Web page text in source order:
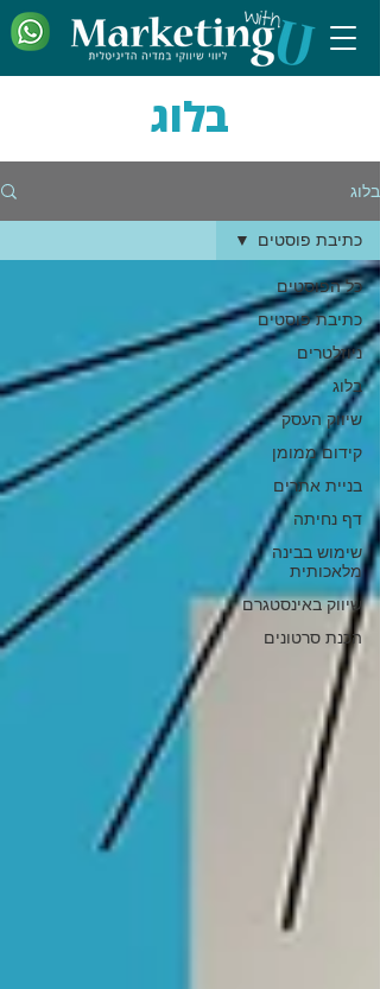
בלוג
בלוג
כל הפוסטים
כתיבת פוסטים
ניוזלטרים
בלוג
שיווק העסק
קידום ממומן
בניית אתרים
דף נחיתה
שימוש בבינה
מלאכותית
שיווק באינסטגרם
הכנת סרטונים
כתיבת פוסטים